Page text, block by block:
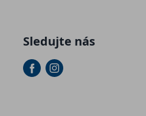
Sledujte nás